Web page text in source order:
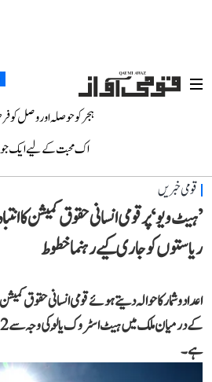
ہجر کو حوصلہ اور وصل کو
اک محبت کے لیے ایک
قومی خبریں
ریاستوں کو جاری کیے رہنما خطوط
ہے۔